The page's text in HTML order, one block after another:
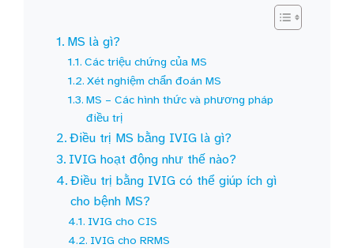
MS là gì?
Các triệu chứng của MS
Xét nghiệm chẩn đoán MS
MS – Các hình thức và phương pháp
điều trị
Điều trị MS bằng IVIG là gì?
IVIG hoạt động như thế nào?
Điều trị bằng IVIG có thể giúp ích gì
cho bệnh MS?
IVIG cho CIS
IVIG cho RRMS